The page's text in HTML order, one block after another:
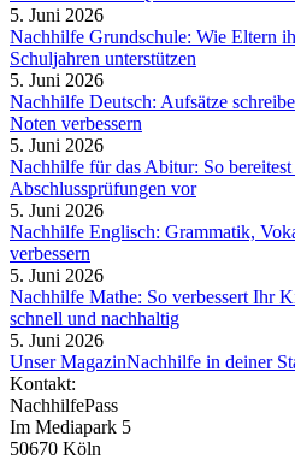
5. Juni 2026
Nachhilfe Grundschule: Wie Eltern
Schuljahren unterstützen
5. Juni 2026
Nachhilfe Deutsch: Aufsätze
Noten verbessern
5. Juni 2026
Nachhilfe für das Abitur: So
Abschlussprüfungen vor
5. Juni 2026
Nachhilfe Englisch: Grammatik,
verbessern
5. Juni 2026
Nachhilfe Mathe: So verbessert Ihr
schnell und nachhaltig
5. Juni 2026
Unser MagazinNachhilfe in deiner
Kontakt:
NachhilfePass
Im Mediapark 5
50670 Köln